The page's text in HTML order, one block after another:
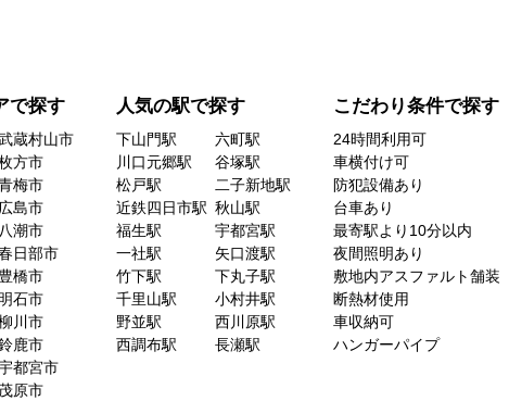
で探す
蔵村山市
方市
梅市
広島市
八潮市
日部市
豊橋市
明石市
川市
鹿市
都宮市
茂原市
人気の駅で探す
下山門駅
六町駅
川口元郷駅
谷塚駅
松戸駅
二子新地駅
近鉄四日市駅 秋山駅
福生駅
宇都宮駅
一社駅
矢口渡駅
竹下駅
下丸子駅
千里山駅
小村井駅
野並駅
西川原駅
西調布駅
長瀬駅
こだわり条件で探す
24時間利用可
車横付け可
防犯設備あり
台車あり
最寄駅より10分以内
夜間照明あり
敷地内アスファルト舗装
断熱材使用
車収納可
ハンガーパイプ